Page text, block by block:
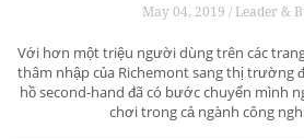
May 04, 2019 / Leader &
Với hơn một triệu người dùng trên các
thâm nhập của Richemont sang thị trường
hồ second-hand đã có bước chuyển mình
chơi trong cả ngành công